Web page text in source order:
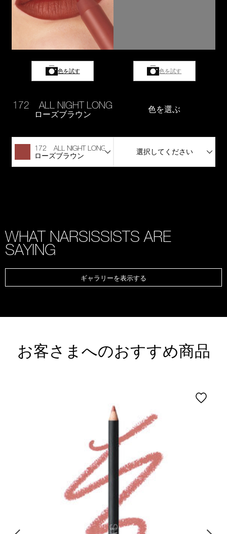
色を試す
172 ALL NIGHT LONG
ローズブラウン
172 ALL NIGHT LONG
ローズブラウン
色を試す
色を選ぶ
選択してください
WHAT NARSISSISTS ARE
SAYING
ギャラリーを表示する
お客さまへのおすすめ商品